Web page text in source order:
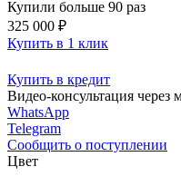
Купили больше 90 раз
325 000 ₽
Купить в 1 клик
Купить в кредит
Видео-консультация через
WhatsApp
Telegram
Сообщить о поступлении
Цвет